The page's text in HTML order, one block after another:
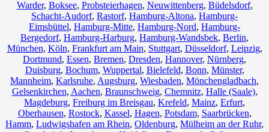
Warder, Boksee, Probsteierhagen, Neuwittenberg, Büdelsdorf,
Schacht-Audorf, Rastorf, Hamburg-Altona, Hamburg-
Eimsbüttel, Hamburg-Mitte, Hamburg-Nord, Hamburg-
Bergedorf, Hamburg-Harburg, Hamburg-Wandsbek, Berlin,
München, Köln, Frankfurt am Main, Stuttgart, Düsseldorf, Leipzig,
Dortmund, Essen, Bremen, Dresden, Hannover, Nürnberg,
Duisburg, Bochum, Wuppertal, Bielefeld, Bonn, Münster,
Mannheim, Karlsruhe, Augsburg, Wiesbaden, Mönchengladbach,
Gelsenkirchen, Aachen, Braunschweig, Chemnitz⁠, Halle (Saale),
Magdeburg, Freiburg im Breisgau, Krefeld, Mainz, Erfurt,
Oberhausen, Rostock, Kassel, Hagen, Potsdam, Saarbrücken,
Hamm, Ludwigshafen am Rhein, Oldenburg, Mülheim an der Ruhr,